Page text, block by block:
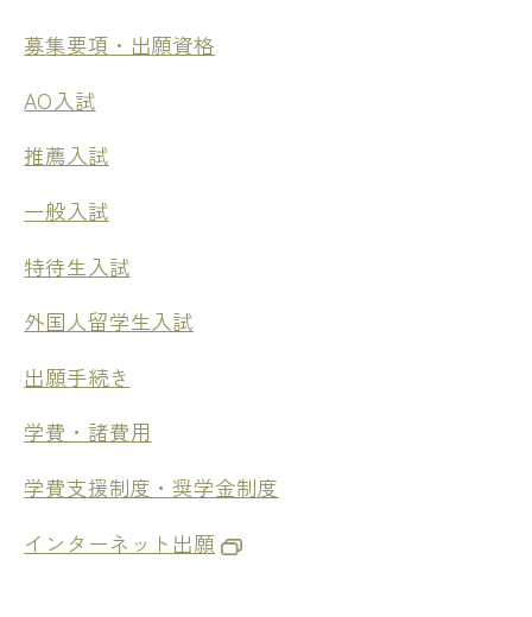
募集要項・出願資格
AO入試
推薦入試
一般入試
特待生入試
外国人留学生入試
出願手続き
学費・諸費用
学費支援制度・奨学金制度
インターネット出願